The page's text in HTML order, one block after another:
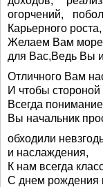
огорчений,
Карьерного
Желаем Вам море
для Вас,Ведь Вы
Отличного Вам
И чтобы стороной
Всегда
Вы начальник
обходили
и наслаждения,
К нам всегда
С днем рождения